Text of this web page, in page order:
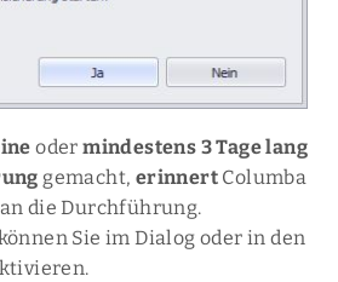
odermindestens 3 Tage lang
gemacht, erinnert Columba
an die Durchführung.
Sie im Dialog oder in den